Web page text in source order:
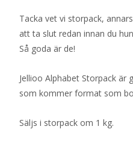
Tacka vet vi storpack,
att ta slut redan innan du
Så goda är de!
Jellioo Alphabet Storpack är
som kommer format som
Säljs i storpack om 1 kg.